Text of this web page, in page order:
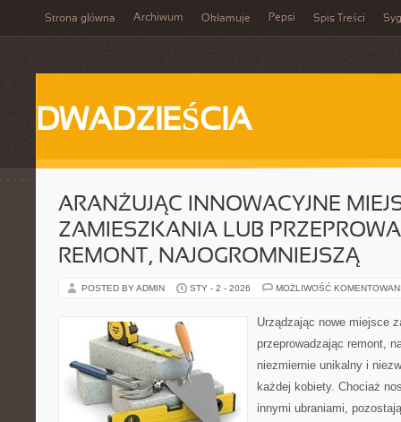
Strona główna Archiwum Okłamuje Pepsi Spis Treści
DWADZIEŚCIA
ARANŻUJĄC INNOWACYJNE
ZAMIESZKANIA LUB
REMONT, NAJOGROMNIEJSZĄ
POSTED BY ADMIN STY - 2 - 2026 MOŻLIWOŚĆ
Urządzając nowe miejsce
przeprowadzając remont,
niezmiernie unikalny i
każdej kobiety. Chociaż
innymi ubraniami,